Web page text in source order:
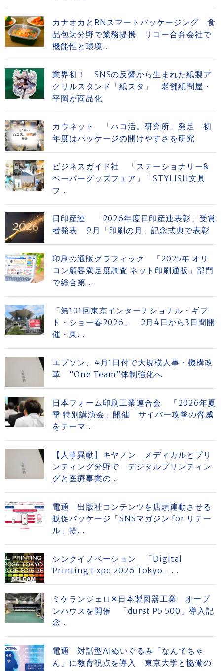
カナオカとRNスマートパッケージング 食
品包装分野で業務提携 リコー合弁会社で
機能性と環境...
業界初！ SNSの反響から生まれた紙製ア
クリルスタンド「紙スタ」 老舗紙問屋・
平岡が商品化
カウネット 「ハコ活。研究所」発足 初
年度はパッケージの開けやすさを研究
ビジネスガイド社 「ステーショナリー&
ペーパーグッズフェア」「STYLISH文具
フ...
日印産連 「2026年度日印産連表彰」受賞
者発表 9月「印刷の月」記念式典で表彰
印刷の通販グラフィック 「2025年 オリ
コン顧客満足度調査 ネット印刷通販」部門
で総合第...
「第101回東京インターナショナル・ギフ
ト・ショー春2026」 2月4日から3日間開
催・東...
エプソン、4月1日付で大規模人事・機構改
革 “One Team”体制強化へ
日本フォーム印刷工業連合会 「2026年夏
季 特別講演会」開催 サイバー攻撃の脅威
をテーマ...
【人事異動】キヤノン メディカルとプリ
ンティング分野で デジタルプリンティン
グと医療事業の...
電通 出版社コンテンツを店頭連動させる
販促パッケージ「SNSマガジン for リテー
ル」提...
シンクイノベーション 「Digital
Printing Expo 2026 Tokyo」...
ミケランジェロ✕日本製図器工業 オープ
ンハウスを開催 「durst P5 500」導入記
念...
電通 対話型AIぬいぐるみ「なんでちゃ
ん」に教育視点を導入 東京大学と協働の